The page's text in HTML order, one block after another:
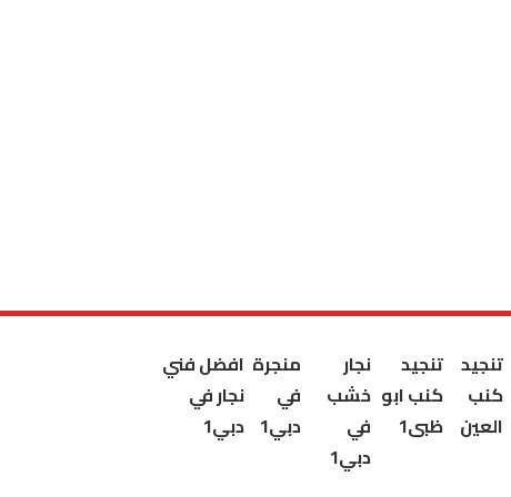
تنجيد
كنب
العين
تنجيد
كنب ابو
ظبى1
نجار
خشب
في
دبي1
منجرة
في
دبي1
افضل فني
نجار في
دبي1